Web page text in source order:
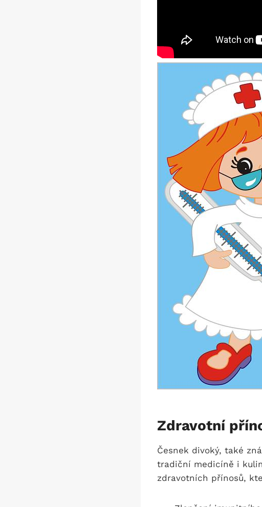
Zdravotní
Česnek⁢ divoký, také
tradiční medicíně i⁣
zdravotních přínosů,⁢